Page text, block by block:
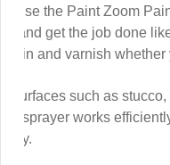
use the Paint Zoom
and get the job done
and varnish
surfaces such as
sprayer works